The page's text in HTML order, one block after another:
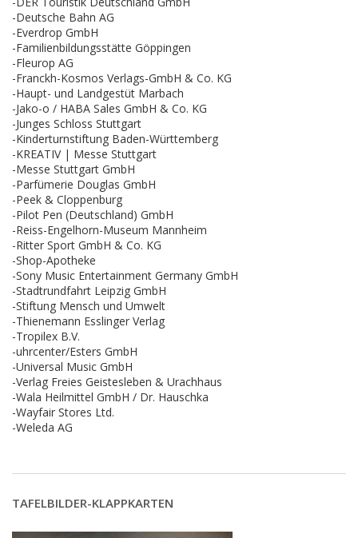
-Deutsche Bahn AG
-Everdrop GmbH
-Familienbildungsstätte Göppingen
-Fleurop AG
-Franckh-Kosmos Verlags-GmbH & Co. KG
-Haupt- und Landgestüt Marbach
-Jako-o / HABA Sales GmbH & Co. KG
-Junges Schloss Stuttgart
-Kinderturnstiftung Baden-Württemberg
-KREATIV | Messe Stuttgart
-Messe Stuttgart GmbH
-Parfümerie Douglas GmbH
-Peek & Cloppenburg
-Pilot Pen (Deutschland) GmbH
-Reiss-Engelhorn-Museum Mannheim
-Ritter Sport GmbH & Co. KG
-Shop-Apotheke
-Sony Music Entertainment Germany GmbH
-Stadtrundfahrt Leipzig GmbH
-Stiftung Mensch und Umwelt
-Thienemann Esslinger Verlag
-Tropilex B.V.
-uhrcenter/Esters GmbH
-Universal Music GmbH
-Verlag Freies Geistesleben & Urachhaus
-Wala Heilmittel GmbH / Dr. Hauschka
-Wayfair Stores Ltd.
-Weleda AG
TAFELBILDER-KLAPPKARTEN